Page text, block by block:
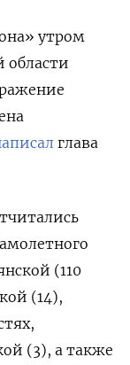
утром
области
глава
(110
(14),
(3), а также